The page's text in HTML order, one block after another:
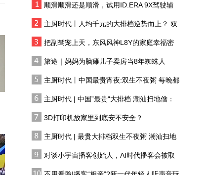
验沃尔沃XC70，绕桩有侧
探店乐道L90，大三排
SUV的空间王者
试驾斯巴鲁傲虎荒野版！
验第二代腾势D9的空间变
化，惊喜不少
中国车企到底在算计什
顺滑顺滑还是顺滑，试用ID.ERA 9X驾驶辅
主厨时代丨人均千元的大排档逆势而上？ 双
把副驾宠上天，东风风神L8Y的家庭幸福密
旅途｜妈妈为脑瘫儿子卖房当8年蜘蛛人
主厨时代丨中国最贵宵夜:双生不夜粥 每晚都
主厨时代 | 中国”最贵“大排档 潮汕扫地僧：
3D打印机放家里到底安不安全？
主厨时代 | 最贵大排档双生不夜粥 潮汕扫地
对谈小宇宙播客创始人，AI时代播客会被取